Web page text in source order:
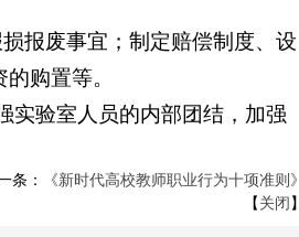
报废事宜；制定赔偿制度、设
购置等。
实验室人员的内部团结，加强
条：
《新时代高校教师职业行为十项准则》
【 关闭 】